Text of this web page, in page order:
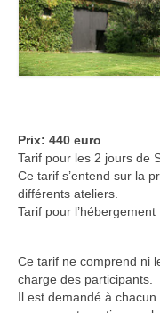
Stage
Stage
RETRAITE 1
Stage
EQUIPE
Pierre Mendras
Prix: 440 euro
Tarif pour les 2 jours de
Ce tarif s’entend sur la
différents ateliers.
Tarif pour
Ce tarif ne comprend ni
charge des participants.
Il est demandé à